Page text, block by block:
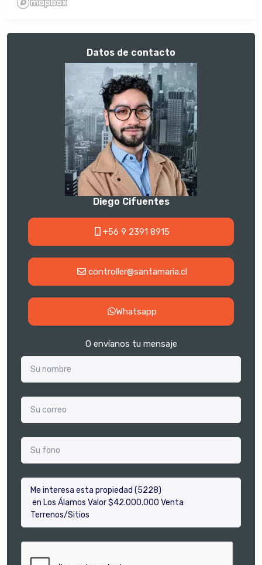
Datos de contacto
Diego Cifuentes
+56 9 2391 8915
controller@santamaria.cl
Whatsapp
O envíanos tu mensaje